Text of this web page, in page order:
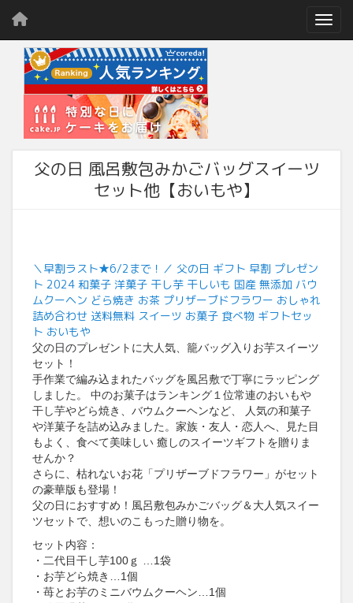
父の日 風呂敷包みかごバッグスイーツ
セット他【おいもや】
＼早割ラスト★6/2まで！／ 父の日 ギフト 早割 プレゼン
ト 2024 和菓子 洋菓子 干し芋 干しいも 国産 無添加 バウ
ムクーヘン どら焼き お茶 プリザーブドフラワー おしゃれ
詰め合わせ 送料無料 スイーツ お菓子 食べ物 ギフトセッ
ト おいもや
父の日のプレゼントに大人気、籠バッグ入りお芋スイーツ
セット！
手作業で編み込まれたバッグを風呂敷で丁寧にラッピング
しました。 中のお菓子はランキング１位常連のおいもや
干し芋やどら焼き、バウムクーヘンなど、 人気の和菓子
や洋菓子を詰め込みました。家族・友人・恋人へ、見た目
もよく、食べて美味しい 癒しのスイーツギフトを贈りま
せんか？
さらに、枯れないお花「プリザーブドフラワー」がセット
の豪華版も登場！
父の日におすすめ！風呂敷包みかごバッグ＆大人気スイー
ツセットで、想いのこもった贈り物を。
セット内容：
・二代目干し芋100ｇ …1袋
・お芋どら焼き…1個
・苺とお芋のミニバウムクーヘン…1個